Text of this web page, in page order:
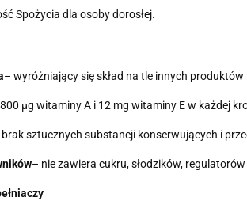
Spożycia dla osoby dorosłej.
– wyróżniający się skład na tle innych produktów
µg witaminy A i 12 mg witaminy E w każdej
sztucznych substancji konserwujących i
– nie zawiera cukru, słodzików,